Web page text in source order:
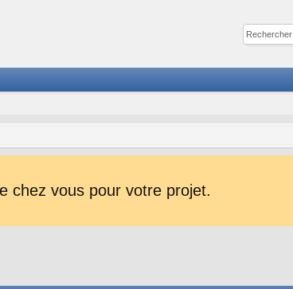
chez vous pour votre projet.